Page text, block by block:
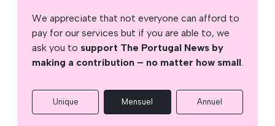
We appreciate that not everyone can afford to
pay for our services but if you are able to, we
ask you to support The Portugal News by
making a contribution – no matter how small.
Unique Mensuel Annuel